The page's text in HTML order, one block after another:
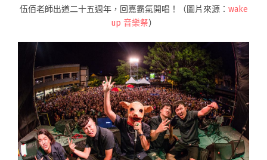
伍佰老師出道二十五週年，回嘉霸氣開唱！（圖片來源： wake
up 音樂祭）